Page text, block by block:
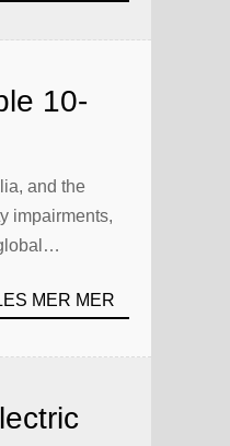
10-
and the
impairments,
MER MER